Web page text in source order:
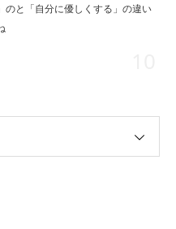
のと「自分に優しくする」の違い